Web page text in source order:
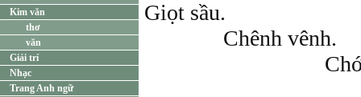
Kim văn
thơ
văn
Giải trí
Nhạc
Trang Anh ngữ
Giọt sầu.
Chênh vênh.
Chới